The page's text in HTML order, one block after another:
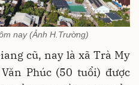
nay (Ảnh H.Trường)
cũ, nay là xã Trà My
Phúc (50 tuổi) được